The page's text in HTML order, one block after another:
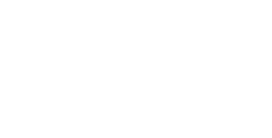
là 80 Hz, và sub sau lưng là 180 Hz.
ở gần phòng sẽ có cường độ tiếng bass mạnh hơn. Loa